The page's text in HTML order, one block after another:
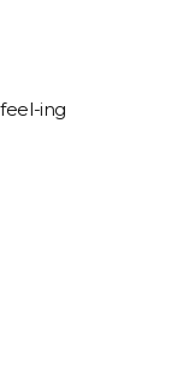
ing